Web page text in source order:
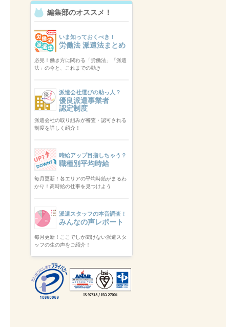
編集部のオススメ！
いま知っておくべき！
労働法 派遣法まとめ
必見！働き方に関わる「労働法」「派遣
法」の今と、これまでの動き
派遣会社選びの助っ人？
優良派遣事業者
認定制度
派遣会社の取り組みが審査・認可される
制度を詳しく紹介！
時給アップ目指しちゃう？
職種別平均時給
毎月更新！各エリアの平均時給がまるわ
かり！高時給の仕事を見つけよう
派遣スタッフの本音調査！
みんなの声レポート
毎月更新！ここでしか聞けない派遣スタ
ッフの生の声をご紹介！